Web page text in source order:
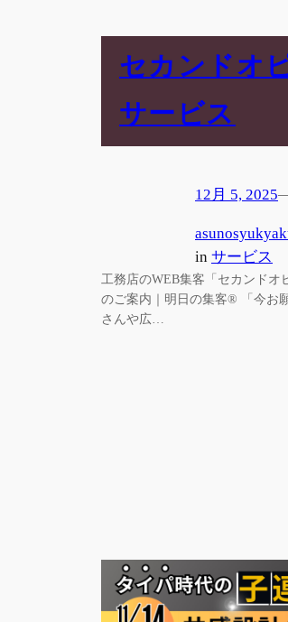
セカンドオ
サービス
12月 5, 2025
in サービス
工務店のWEB集客「セカンドオ
のご案内｜明日の集客® 「今お
さんや広…